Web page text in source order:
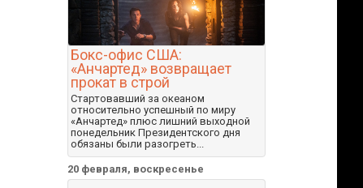
Бокс-офис США:
«Анчартед» возвращает
прокат в строй
Стартовавший за океаном
относительно успешный по миру
«Анчартед» плюс лишний выходной
понедельник Президентского дня
обязаны были разогреть...
20 февраля, воскресенье